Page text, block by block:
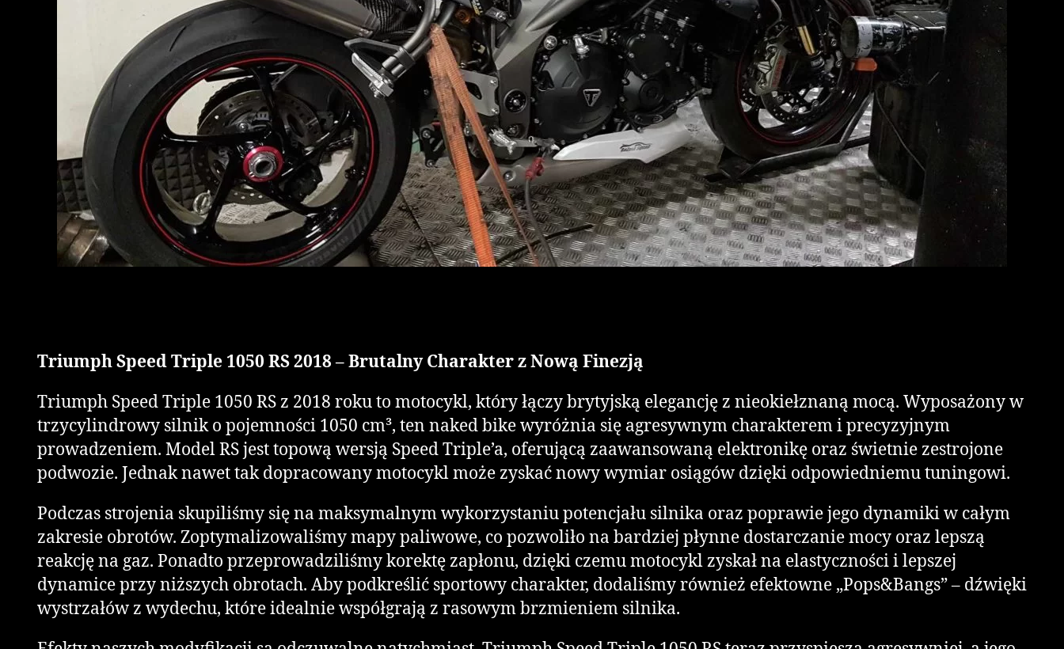
Triumph Speed Triple 1050 RS 2018 – Brutalny Charakter z Nową Finezją
Triumph Speed Triple 1050 RS z 2018 roku to motocykl, który łączy brytyjską elegancję z nieokiełznaną mocą. Wyposażony w
trzycylindrowy silnik o pojemności 1050 cm³, ten naked bike wyróżnia się agresywnym charakterem i precyzyjnym
prowadzeniem. Model RS jest topową wersją Speed Triple’a, oferującą zaawansowaną elektronikę oraz świetnie zestrojone
podwozie. Jednak nawet tak dopracowany motocykl może zyskać nowy wymiar osiągów dzięki odpowiedniemu tuningowi.
Podczas strojenia skupiliśmy się na maksymalnym wykorzystaniu potencjału silnika oraz poprawie jego dynamiki w całym
zakresie obrotów. Zoptymalizowaliśmy mapy paliwowe, co pozwoliło na bardziej płynne dostarczanie mocy oraz lepszą
reakcję na gaz. Ponadto przeprowadziliśmy korektę zapłonu, dzięki czemu motocykl zyskał na elastyczności i lepszej
dynamice przy niższych obrotach. Aby podkreślić sportowy charakter, dodaliśmy również efektowne „Pops&Bangs” – dźwięki
wystrzałów z wydechu, które idealnie współgrają z rasowym brzmieniem silnika.